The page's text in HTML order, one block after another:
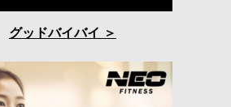
グッドバイバイ